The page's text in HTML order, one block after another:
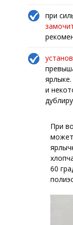
при
и
При
может
60